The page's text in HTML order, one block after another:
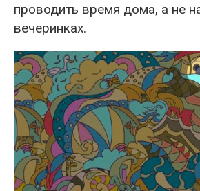
проводить время дома, а не
вечеринках.